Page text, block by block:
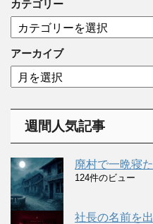
カテゴリー
テ
ゴ
リ
ー
アーカイブ
ア
ー
週間人気記事
廃村で一晩寝
124件のビュー
社長の名前を